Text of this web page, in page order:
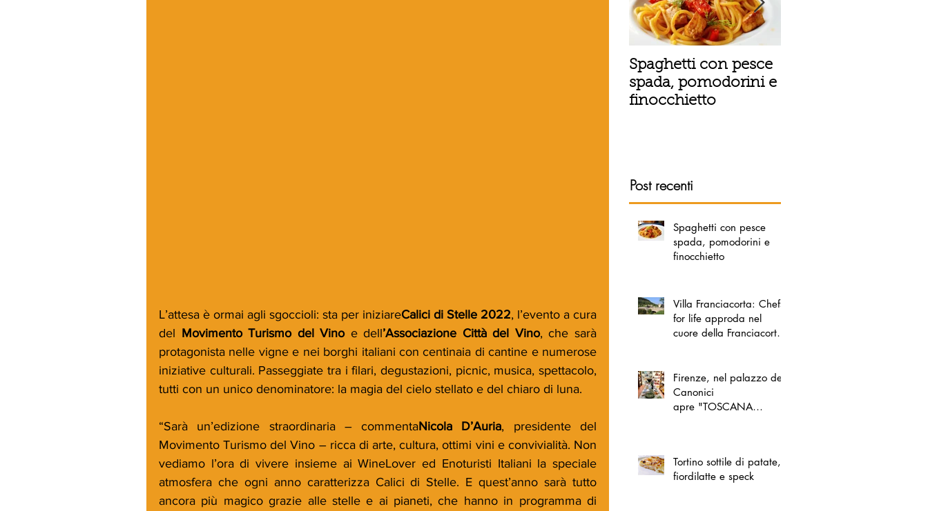
L’attesa è ormai agli sgoccioli: sta per iniziareCalici di Stelle 2022, l’evento a cura
del Movimento Turismo del Vino e dell’Associazione Città del Vino, che sarà
protagonista nelle vigne e nei borghi italiani con centinaia di cantine e numerose
iniziative culturali. Passeggiate tra i filari, degustazioni, picnic, musica, spettacolo,
tutti con un unico denominatore: la magia del cielo stellato e del chiaro di luna.
“Sarà un’edizione straordinaria – commentaNicola D’Auria, presidente del
Movimento Turismo del Vino – ricca di arte, cultura, ottimi vini e convivialità. Non
vediamo l’ora di vivere insieme ai WineLover ed Enoturisti Italiani la speciale
atmosfera che ogni anno caratterizza Calici di Stelle. E quest’anno sarà tutto
ancora più magico grazie alle stelle e ai pianeti, che hanno in programma di
Spaghetti con pesce
spada, pomodorini e
finocchietto
Post recenti
Spaghetti con pesce
spada, pomodorini e
finocchietto
Villa Franciacorta: Chefs
for life approda nel
cuore della Franciacorta,
Firenze, nel palazzo dei
Canonici
apre "TOSCANA
Tortino sottile di patate,
fiordilatte e speck